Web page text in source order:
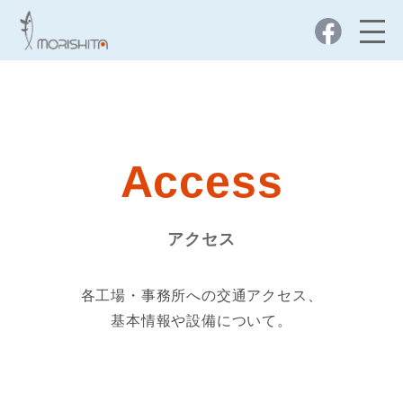
Access
アクセス
各工場・事務所への交通アクセス、
基本情報や設備について。